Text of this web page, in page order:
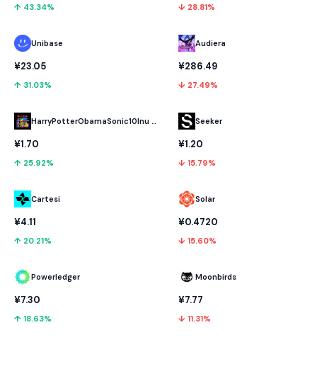
↑ 43.34%
Unibase
¥23.05
↑ 31.03%
HarryPotterObamaSonic10Inu (ETH)
¥1.70
↑ 25.92%
Cartesi
¥4.11
↑ 20.21%
Powerledger
¥7.30
↑ 18.63%
↓ 28.81%
Audiera
¥286.49
↓ 27.49%
Seeker
¥1.20
↓ 15.79%
Solar
¥0.4720
↓ 15.60%
Moonbirds
¥7.77
↓ 11.31%